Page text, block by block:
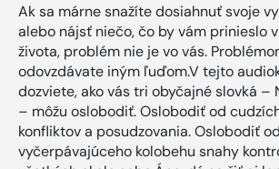
Ak sa márne snažíte dosiahnuť svoje
alebo nájsť niečo, čo by vám prinieslo
života, problém nie je vo vás.
odovzdávate iným ľuďom.V tejto
dozviete, ako vás tri obyčajné slovká –
– môžu oslobodiť. Oslobodiť od
konfliktov a posudzovania. Oslobodiť od
vyčerpávajúceho kolobehu snahy